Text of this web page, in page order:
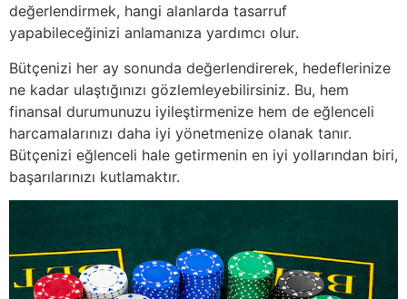
değerlendirmek, hangi alanlarda tasarruf
yapabileceğinizi anlamanıza yardımcı olur.
Bütçenizi her ay sonunda değerlendirerek, hedeflerinize
ne kadar ulaştığınızı gözlemleyebilirsiniz. Bu, hem
finansal durumunuzu iyileştirmenize hem de eğlenceli
harcamalarınızı daha iyi yönetmenize olanak tanır.
Bütçenizi eğlenceli hale getirmenin en iyi yollarından biri,
başarılarınızı kutlamaktır.